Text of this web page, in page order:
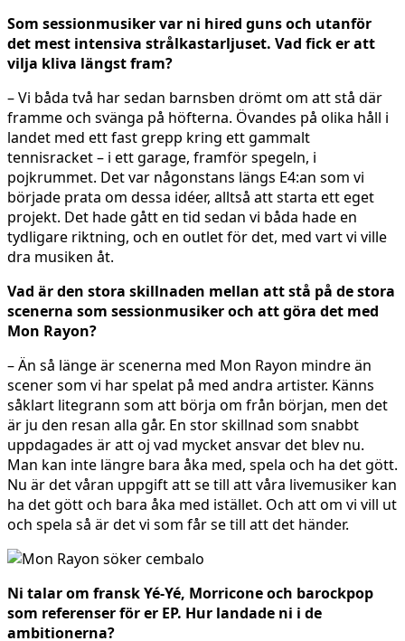
Som sessionmusiker var ni hired guns och utanför
det mest intensiva strålkastarljuset. Vad fick er att
vilja kliva längst fram?
– Vi båda två har sedan barnsben drömt om att stå där
framme och svänga på höfterna. Övandes på olika håll i
landet med ett fast grepp kring ett gammalt
tennisracket – i ett garage, framför spegeln, i
pojkrummet. Det var någonstans längs E4:an som vi
började prata om dessa idéer, alltså att starta ett eget
projekt. Det hade gått en tid sedan vi båda hade en
tydligare riktning, och en outlet för det, med vart vi ville
dra musiken åt.
Vad är den stora skillnaden mellan att stå på de stora
scenerna som sessionmusiker och att göra det med
Mon Rayon?
– Än så länge är scenerna med Mon Rayon mindre än
scener som vi har spelat på med andra artister. Känns
såklart litegrann som att börja om från början, men det
är ju den resan alla går. En stor skillnad som snabbt
uppdagades är att oj vad mycket ansvar det blev nu.
Man kan inte längre bara åka med, spela och ha det gött.
Nu är det våran uppgift att se till att våra livemusiker kan
ha det gött och bara åka med istället. Och att om vi vill ut
och spela så är det vi som får se till att det händer.
Ni talar om fransk Yé-Yé, Morricone och barockpop
som referenser för er EP. Hur landade ni i de
ambitionerna?